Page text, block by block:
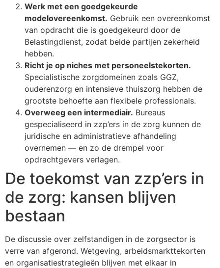
Werk met een goedgekeurde
modelovereenkomst. Gebruik een overeenkomst
van opdracht die is goedgekeurd door de
Belastingdienst, zodat beide partijen zekerheid
hebben.
Richt je op niches met personeelstekorten.
Specialistische zorgdomeinen zoals GGZ,
ouderenzorg en intensieve thuiszorg hebben de
grootste behoefte aan flexibele professionals.
Overweeg een intermediair. Bureaus
gespecialiseerd in zzp’ers in de zorg kunnen de
juridische en administratieve afhandeling
overnemen — en zo de drempel voor
opdrachtgevers verlagen.
De toekomst van zzp’ers in
de zorg: kansen blijven
bestaan
De discussie over zelfstandigen in de zorgsector is
verre van afgerond. Wetgeving, arbeidsmarkttekorten
en organisatiestrategieën blijven met elkaar in